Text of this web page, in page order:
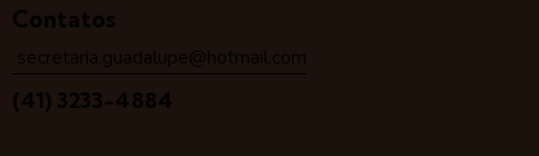
Contatos
secretaria.guadalupe@hotmail.com
(41) 3233-4884